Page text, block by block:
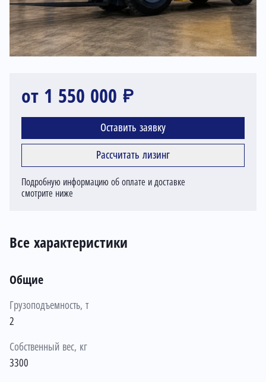
от 1 550 000 ₽
Оставить заявку
Рассчитать лизинг
Подробную информацию об оплате и доставке
смотрите ниже
Все характеристики
Общие
Грузоподъемность, т
2
Собственный вес, кг
3300